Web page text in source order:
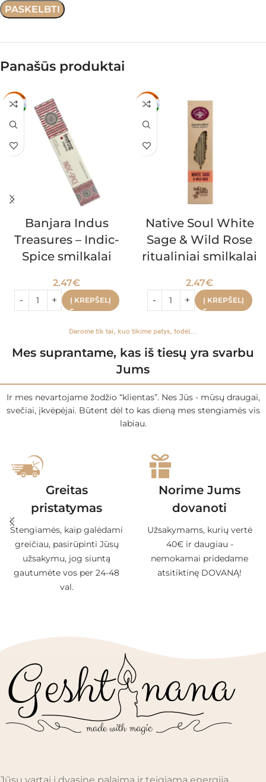
Panašūs produktai
Banjara Indus
Treasures – Indic-
Spice smilkalai
2.47€
Į KREPŠELĮ
Native Soul White
Sage & Wild Rose
ritualiniai smilkalai
2.47€
Į KREPŠELĮ
Darome tik tai, kuo tikime patys, todėl...
Mes suprantame, kas iš tiesų yra svarbu
Jums
Ir mes nevartojame žodžio “klientas”. Nes Jūs - mūsų draugai,
svečiai, įkvėpėjai. Būtent dėl to kas dieną mes stengiamės vis
labiau.
Greitas
pristatymas
Stengiamės, kaip galėdami
greičiau, pasirūpinti Jūsų
užsakymu, jog siuntą
gautumėte vos per 24-48
val.
Norime Jums
dovanoti
Užsakymams, kurių vertė
40€ ir daugiau -
nemokamai pridedame
atsitiktinę DOVANĄ!